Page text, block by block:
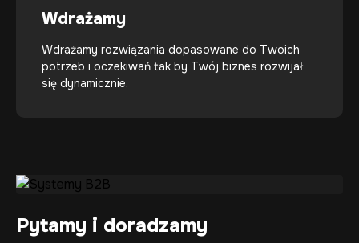
Wdrażamy
Wdrażamy rozwiązania dopasowane do Twoich
potrzeb i oczekiwań tak by Twój biznes rozwijał
się dynamicznie.
Pytamy i doradzamy